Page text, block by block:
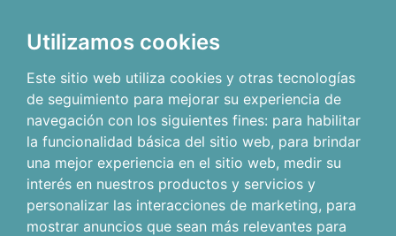
Utilizamos cookies
Este sitio web utiliza cookies y otras tecnologías
de seguimiento para mejorar su experiencia de
navegación con los siguientes fines: para habilitar
la funcionalidad básica del sitio web, para brindar
una mejor experiencia en el sitio web, medir su
interés en nuestros productos y servicios y
personalizar las interacciones de marketing, para
mostrar anuncios que sean más relevantes para